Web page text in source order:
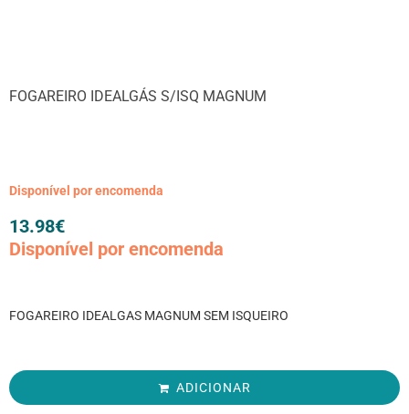
FOGAREIRO IDEALGÁS S/ISQ MAGNUM
Disponível por encomenda
13.98€
Disponível por encomenda
FOGAREIRO IDEALGAS MAGNUM SEM ISQUEIRO
ADICIONAR